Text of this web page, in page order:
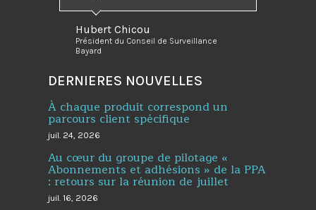
Hubert Chicou
Président du Conseil de Surveillance
Bayard
DERNIERES NOUVELLES
À chaque produit correspond un
parcours client spécifique
juil. 24, 2026
Au cœur du groupe de pilotage «
Abonnements et adhésions » de la PPA
: retours sur la réunion de juillet
juil. 16, 2026